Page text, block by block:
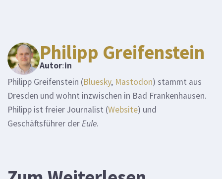
Philipp Greifenstein
Autor:in
Philipp Greifenstein (Bluesky, Mastodon) stammt aus
Dresden und wohnt inzwischen in Bad Frankenhausen.
Philipp ist freier Journalist (Website) und
Geschäftsführer derEule.